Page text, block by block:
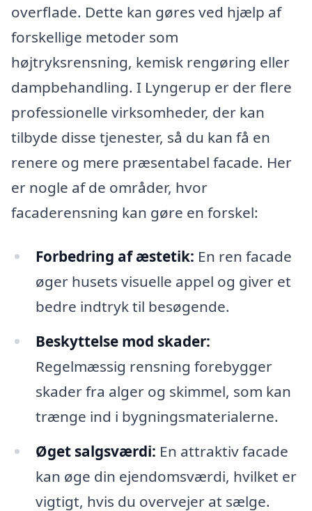
overflade. Dette kan gøres ved hjælp af
forskellige metoder som
højtryksrensning, kemisk rengøring eller
dampbehandling. I Lyngerup er der flere
professionelle virksomheder, der kan
tilbyde disse tjenester, så du kan få en
renere og mere præsentabel facade. Her
er nogle af de områder, hvor
facaderensning kan gøre en forskel:
Forbedring af æstetik: En ren facade
øger husets visuelle appel og giver et
bedre indtryk til besøgende.
Beskyttelse mod skader:
Regelmæssig rensning forebygger
skader fra alger og skimmel, som kan
trænge ind i bygningsmaterialerne.
Øget salgsværdi: En attraktiv facade
kan øge din ejendomsværdi, hvilket er
vigtigt, hvis du overvejer at sælge.